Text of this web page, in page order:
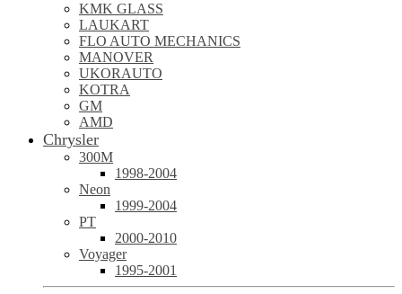
KMK GLASS
LAUKART
FLO AUTO MECHANICS
MANOVER
UKORAUTO
KOTRA
GM
AMD
Chrysler
300M
1998-2004
Neon
1999-2004
PT
2000-2010
Voyager
1995-2001